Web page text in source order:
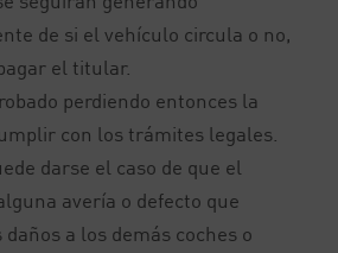
de si el vehículo circula o no,
el titular.
perdiendo entonces la
con los trámites legales.
darse el caso de que el
avería o defecto que
a los demás coches o